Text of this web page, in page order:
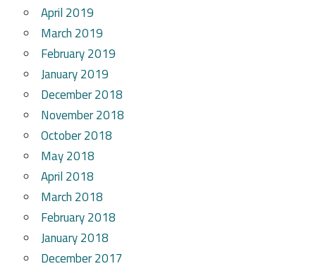
April 2019
March 2019
February 2019
January 2019
December 2018
November 2018
October 2018
May 2018
April 2018
March 2018
February 2018
January 2018
December 2017